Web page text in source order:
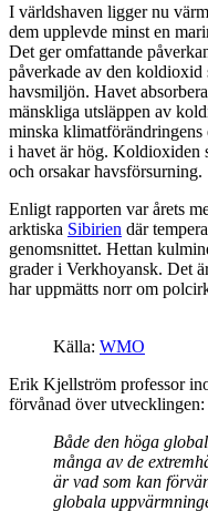
I världshaven ligger nu
dem upplevde minst en
Det ger omfattande
påverkade av den koldioxid
havsmiljön. Havet
mänskliga utsläppen av
minska klimatförändringens
i havet är hög. Koldioxiden
och orsakar havsförsurning.
Enligt rapporten var årets
arktiska Sibirien där
genomsnittet. Hettan
grader i Verkhoyansk. Det
har uppmätts norr om
Källa: WMO
Erik Kjellström professor
förvånad över utvecklingen:
Både den höga
många av de
är vad som kan
globala